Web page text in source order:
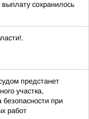
сохранилось
предстанет
участка,
при
работ